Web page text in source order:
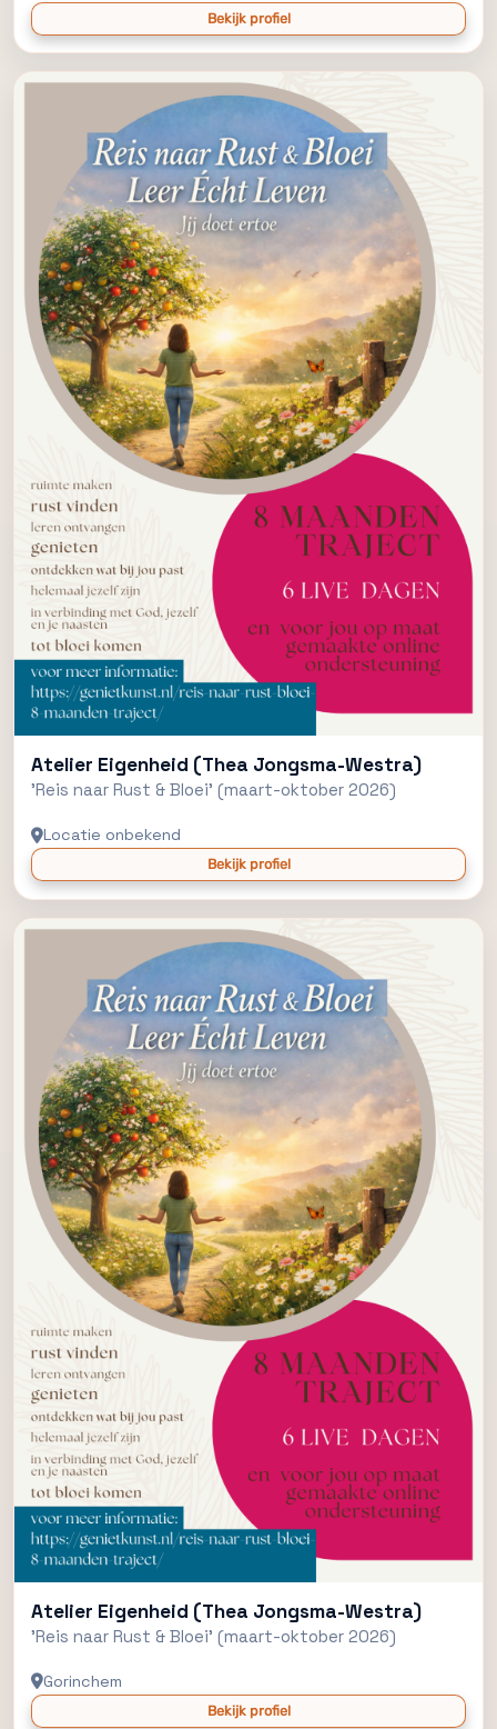
Bekijk profiel
Atelier Eigenheid (Thea Jongsma-Westra)
'Reis naar Rust & Bloei' (maart-oktober 2026)
Locatie onbekend
Bekijk profiel
Atelier Eigenheid (Thea Jongsma-Westra)
'Reis naar Rust & Bloei' (maart-oktober 2026)
Gorinchem
Bekijk profiel